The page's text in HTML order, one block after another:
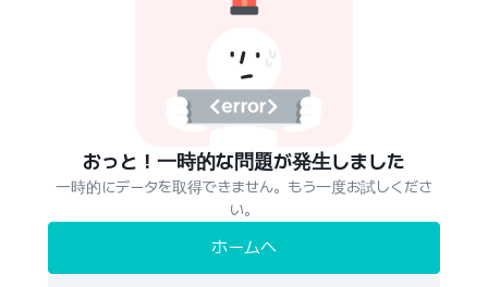
おっと！一時的な問題が発生しました
一時的にデータを取得できません。もう一度お試しくださ
い。
ホームへ